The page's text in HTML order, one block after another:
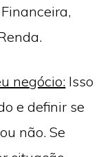
negócio: Isso
e definir se
não. Se